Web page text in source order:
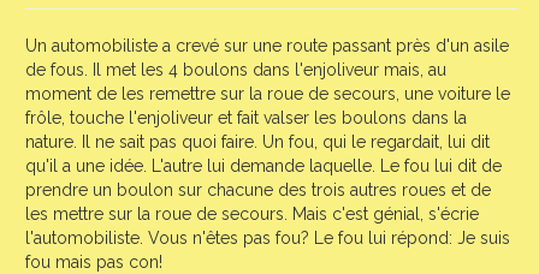
Un automobiliste a crevé sur une route passant près d'un asile
de fous. Il met les 4 boulons dans l'enjoliveur mais, au
moment de les remettre sur la roue de secours, une voiture le
frôle, touche l'enjoliveur et fait valser les boulons dans la
nature. Il ne sait pas quoi faire. Un fou, qui le regardait, lui dit
qu'il a une idée. L'autre lui demande laquelle. Le fou lui dit de
prendre un boulon sur chacune des trois autres roues et de
les mettre sur la roue de secours. Mais c'est génial, s'écrie
l'automobiliste. Vous n'êtes pas fou? Le fou lui répond: Je suis
fou mais pas con!